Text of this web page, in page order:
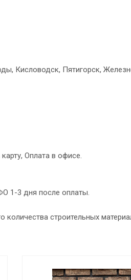
Кисловодск, Пятигорск,
Оплата в офисе.
1-3 дня после оплаты.
количества строительных